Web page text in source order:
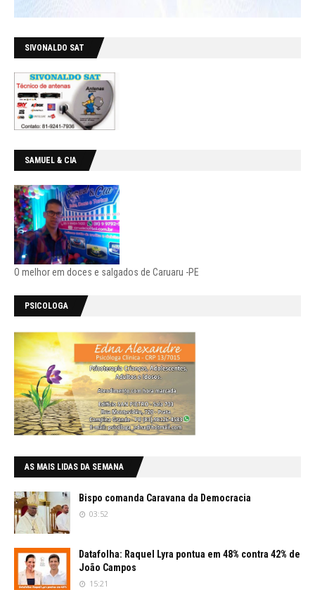
SIVONALDO SAT
SAMUEL & CIA
O melhor em doces e salgados de Caruaru -PE
PSICOLOGA
AS MAIS LIDAS DA SEMANA
Bispo comanda Caravana da Democracia
03:52
Datafolha: Raquel Lyra pontua em 48% contra 42% de
João Campos
15:21